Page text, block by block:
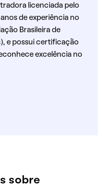
licenciada pelo
de experiência no
Brasileira de
e possui certificação
excelência no
sobre